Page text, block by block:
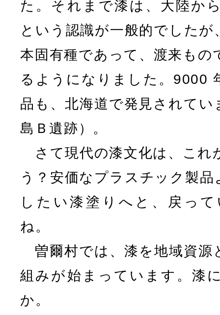
た。それまで漆は、大陸か
という認識が一般的でした
本固有種であって、渡来もの
るようになりました。9000
品も、北海道で発見されて
島Ｂ遺跡）。
さて現代の漆文化は、これ
う？安価なプラスチック製
したい漆塗りへと、戻っ
ね。
曽爾村では、漆を地域資源
組みが始まっています。漆
か。